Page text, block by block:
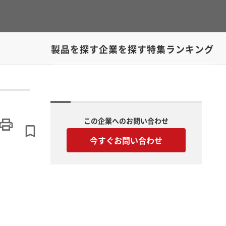
製品を探す企業を探す特集ランキング
この企業へのお問い合わせ
今すぐお問い合わせ